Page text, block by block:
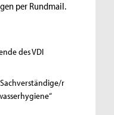
per Rundmail.
des VDI
r